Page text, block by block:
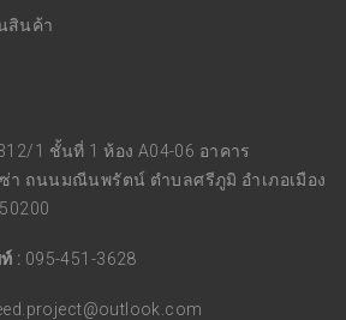
สินค้า
1 ชั้นที่ 1 ห้อง A04-06 อาคาร
า ถนนมณีนพรัตน์ ตำบลศรีภูมิ อำเภอเมือง
: 095-451-3628